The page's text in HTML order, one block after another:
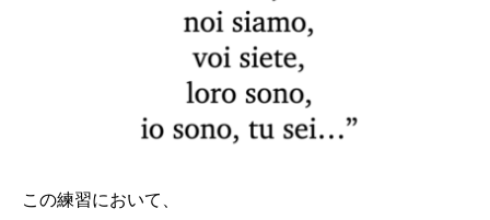
この練習において、